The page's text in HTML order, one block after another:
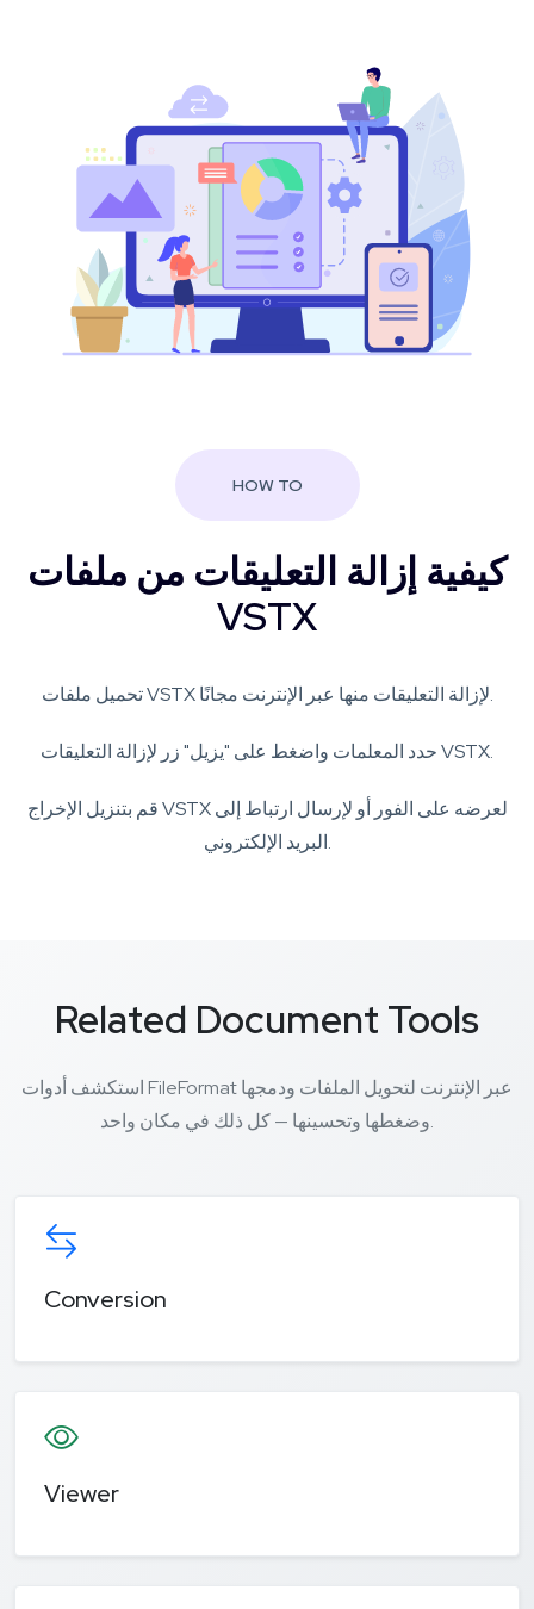
HOW TO
كيفية إزالة التعليقات من ملفات
VSTX
تحميل ملفات VSTX لإزالة التعليقات منها عبر الإنترنت مجانًا.
حدد المعلمات واضغط على "يزيل" زر لإزالة التعليقات VSTX.
قم بتنزيل الإخراج VSTX لعرضه على الفور أو لإرسال ارتباط إلى
البريد الإلكتروني.
Related Document Tools
استكشف أدوات FileFormat عبر الإنترنت لتحويل الملفات ودمجها
وضغطها وتحسينها — كل ذلك في مكان واحد.
Conversion
Viewer